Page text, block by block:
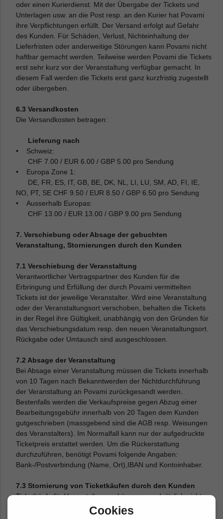
oder einen Kurierdienst. Mit der Übergabe der Tickets und
Unterlagen usw. an die Post resp. an den Kurier hat Povami
ihre Verpflichtungen erfüllt. Der Versand erfolgt auf Gefahr
des Kunden. Für Schäden, Verlust, Nichteinhaltung der
Lieferfristen oder anderweitige Störungen kann Povami nicht
haftbar gemacht werden. Teilweise werden Povami die Tickets
erst sehr kurz vor der Veranstaltung verfügbar gemacht. In
diesem Fall werden die Tickets erst ganz kurzfristig zugestellt
oder übergeben.
6.3 Versandkosten
Die Versandkosten betragen:
Lieferung nach
• Schweiz:
CHF 7.00 / EUR 6.00 / GBP 5.00 pro Sendung
• Europa Zone 1:
DE, FR, ES, IT, GB, BE, DK, NL, LI, LU, SM, AD, FI, IE,
NO, PT, SE CHF 9.50 / EUR 8.50 / GBP 6.50 pro Sendung
• Ausserhalb Europas:
CHF 13.00 / EUR 13.00 / GBP 9.00 pro Sendung
7. Verschiebung oder Absage der gebuchten
Veranstaltung, Stornierungen durch den Kunden
7.1 Verschiebung der Veranstaltung
Verantwortlicher Vertragspartner des Kunden für die
Erbringung und Erfüllung der durch Povami vermittelten
Tickets ist der jeweilige Veranstalter. Wird eine Veranstaltung
oder der Veranstaltungsort verschoben, behalten die Tickets
in der Regel ihre Gültigkeit, unabhängig von den Gründen für
das Verschiebungsdatum resp. den neuen Veranstaltungsort.
Rückgabe oder Umtausch sind ausgeschlossen.
7.2 Absage der Veranstaltung
Bei Absage einer Veranstaltung müssen die Tickets innerhalb
von 10 Tagen nach Bekanntwerden der Nichtdurchführung
der Veranstaltung an Povami zurückgesandt werden.
Bestenfalls werden die Verkaufspreise gegen Abzug einer
Bearbeitungsgebühr innerhalb von 20 Tagen dem Kunden
gutgeschrieben (massgebend sind die AGB resp. Weisungen
des Veranstalters). Im Normalfall kann nur der aufgedruckte
Ticketpreis erstattet werden. Um die Rückerstattung
durchzuführen, benötigt Povami folgende Angaben:
Bank-/Postverbindung (Name, Ort),IBAN und Kontoinhaber.
7.3 Stornierung von Ticketkäufen durch den Kunden
Ticketkäufe für Veranstaltungen können grundsätzlich nicht
storniert werden. Auch können bereits erhaltene Tickets nicht
zurückgegeben werden. Kann der Kunde an einer
Cookies